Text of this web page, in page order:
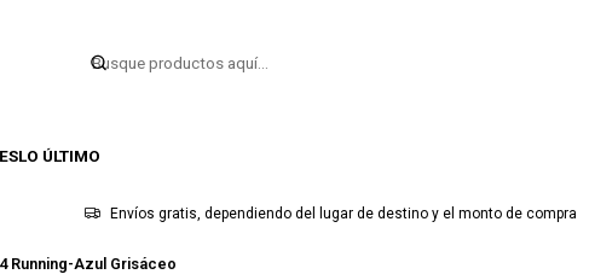
LO ÚLTIMO
Envíos gratis, dependiendo del lugar de destino y el monto de compra
Running-Azul Grisáceo